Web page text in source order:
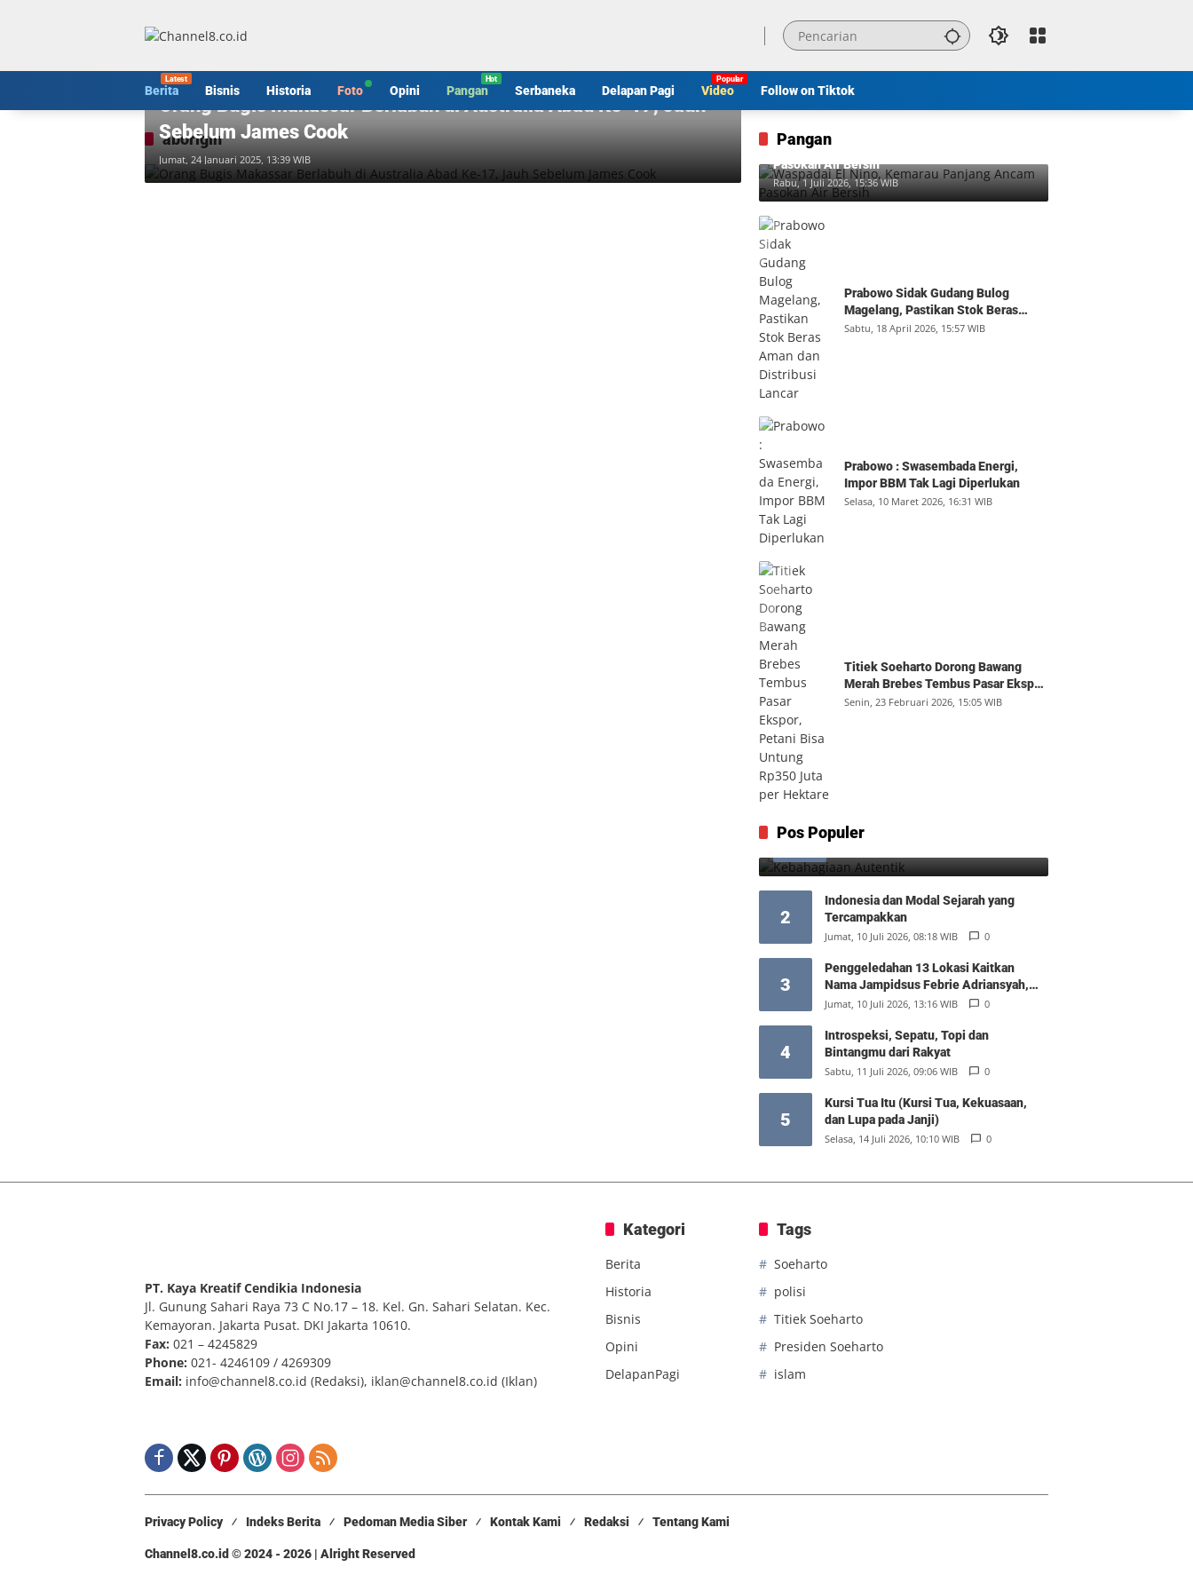
Berita Bisnis Historia Foto Opini Pangan Serbaneka Delapan Pagi Video Follow on Tiktok
aborigin
Berita
Orang Bugis Makassar Berlabuh di Australia Abad Ke-17, Jauh
Sebelum James Cook
Jumat, 24 Januari 2025, 13:39 WIB
Pangan
Waspadai El Nino, Kemarau Panjang Ancam
Pasokan Air Bersih
Rabu, 1 Juli 2026, 15:36 WIB
Prabowo Sidak Gudang Bulog
Magelang, Pastikan Stok Beras
Aman dan Distribusi Lancar
Sabtu, 18 April 2026, 15:57 WIB
Prabowo : Swasembada Energi,
Impor BBM Tak Lagi Diperlukan
Selasa, 10 Maret 2026, 16:31 WIB
Titiek Soeharto Dorong Bawang
Merah Brebes Tembus Pasar Ekspor,
Petani Bisa Untung Rp350 Juta per
Senin, 23 Februari 2026, 15:05 WIB
Pos Populer
1 Kebahagiaan Autentik
2
Indonesia dan Modal Sejarah yang
Tercampakkan
Jumat, 10 Juli 2026, 08:18 WIB 0
3
Penggeledahan 13 Lokasi Kaitkan
Nama Jampidsus Febrie Adriansyah,
Polisi Sita Rp476 Miliar dan 74 Kg Emas
Jumat, 10 Juli 2026, 13:16 WIB 0
4
Introspeksi, Sepatu, Topi dan
Bintangmu dari Rakyat
Sabtu, 11 Juli 2026, 09:06 WIB 0
5
Kursi Tua Itu (Kursi Tua, Kekuasaan,
dan Lupa pada Janji)
Selasa, 14 Juli 2026, 10:10 WIB 0
PT. Kaya Kreatif Cendikia Indonesia
Jl. Gunung Sahari Raya 73 C No.17 – 18. Kel. Gn. Sahari Selatan. Kec.
Kemayoran. Jakarta Pusat. DKI Jakarta 10610.
Fax: 021 – 4245829
Phone: 021- 4246109 / 4269309
Email: info@channel8.co.id (Redaksi), iklan@channel8.co.id (Iklan)
Kategori
Berita
Historia
Bisnis
Opini
DelapanPagi
Tags
Soeharto
polisi
Titiek Soeharto
Presiden Soeharto
islam
Privacy Policy Indeks Berita Pedoman Media Siber Kontak Kami Redaksi Tentang Kami
Channel8.co.id © 2024 - 2026 | Alright Reserved